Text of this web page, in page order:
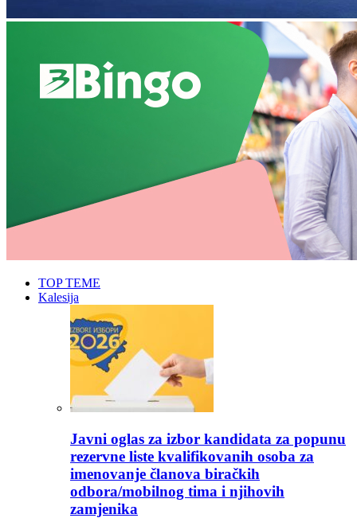
TOP TEME
Kalesija
Javni oglas za izbor kandidata za popunu
rezervne liste kvalifikovanih osoba za
imenovanje članova biračkih
odbora/mobilnog tima i njihovih
zamjenika